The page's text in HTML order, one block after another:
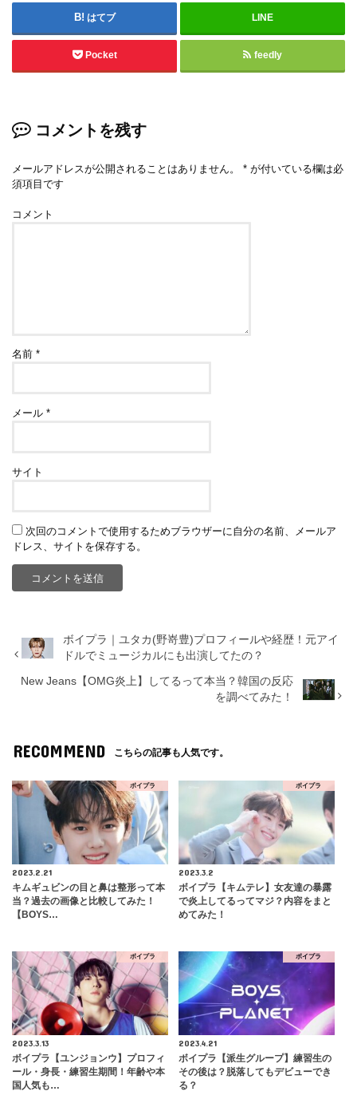
はてブ LINE
Pocket feedly
コメントを残す
メールアドレスが公開されることはありません。 * が付いている欄は必
須項目です
コメント
名前*
メール*
サイト
次回のコメントで使用するためブラウザーに自分の名前、メールア
ドレス、サイトを保存する。
ボイプラ｜ユタカ(野嵜豊)プロフィールや経歴！元アイ
ドルでミュージカルにも出演してたの？
New Jeans【OMG炎上】してるって本当？韓国の反応
を調べてみた！
RECOMMEND こちらの記事も人気です。
ボイプラ
2023.2.21
キムギュビンの目と鼻は整形って本
当？過去の画像と比較してみた！
【BOYS…
ボイプラ
2023.3.2
ボイプラ【キムテレ】女友達の暴露
で炎上してるってマジ？内容をまと
めてみた！
ボイプラ
2023.3.13
ボイプラ【ユンジョンウ】プロフィ
ール・身長・練習生期間！年齢や本
国人気も…
ボイプラ
2023.4.21
ボイプラ【派生グループ】練習生の
その後は？脱落してもデビューでき
る？